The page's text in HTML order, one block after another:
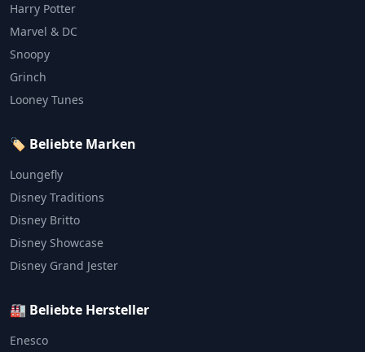
Harry Potter
Marvel & DC
Snoopy
Grinch
Looney Tunes
🏷️ Beliebte Marken
Loungefly
Disney Traditions
Disney Britto
Disney Showcase
Disney Grand Jester
🏭 Beliebte Hersteller
Enesco